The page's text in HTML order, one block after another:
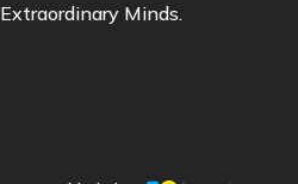
Minds.